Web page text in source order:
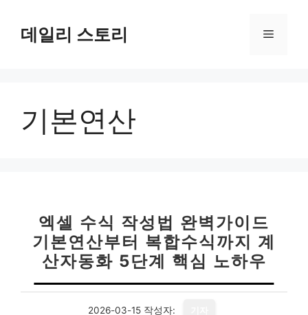
데일리 스토리 메
기본연산
엑셀 수식 작성법 완벽가이드
기본연산부터 복합수식까지 계
산자동화 5단계 핵심 노하우
2026-03-15 작성자: